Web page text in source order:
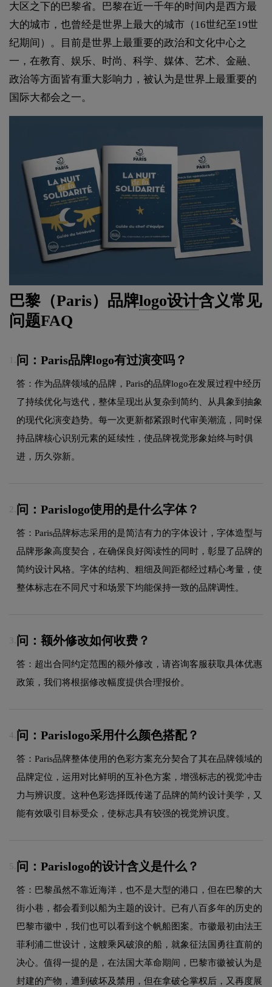
大区之下的巴黎省。巴黎在近一千年的时间内是西方最
大的城市，也曾经是世界上最大的城市（16世纪至19世
纪期间）。目前是世界上最重要的政治和文化中心之
一，在教育、娱乐、时尚、科学、媒体、艺术、金融、
政治等方面皆有重大影响力，被认为是世界上最重要的
国际大都会之一。
巴黎（Paris）品牌logo设计含义常见
问题FAQ
问：Paris品牌logo有过演变吗？
答：作为品牌领域的品牌，Paris的品牌logo在发展过程中经历
了持续优化与迭代，整体呈现出从复杂到简约、从具象到抽象
的现代化演变趋势。每一次更新都紧跟时代审美潮流，同时保
持品牌核心识别元素的延续性，使品牌视觉形象始终与时俱
进，历久弥新。
2. 问：Parislogo使用的是什么字体？
答：Paris品牌标志采用的是简洁有力的字体设计，字体造型与
品牌形象高度契合，在确保良好阅读性的同时，彰显了品牌的
简约设计风格。字体的结构、粗细及间距都经过精心考量，使
整体标志在不同尺寸和场景下均能保持一致的品牌调性。
3. 问：额外修改如何收费？
答：超出合同约定范围的额外修改，请咨询客服获取具体优惠
政策，我们将根据修改幅度提供合理报价。
4. 问：Parislogo采用什么颜色搭配？
答：Paris品牌整体使用的色彩方案充分契合了其在品牌领域的
品牌定位，运用对比鲜明的互补色方案，增强标志的视觉冲击
力与辨识度。这种色彩选择既传递了品牌的简约设计美学，又
能有效吸引目标受众，使标志具有较强的视觉辨识度。
5. 问：Parislogo的设计含义是什么？
答：巴黎虽然不靠近海洋，也不是大型的港口，但在巴黎的大
街小巷，都会看到以船为主题的设计。已有八百多年的历史的
巴黎市徽中，我们也可以看到这个帆船图案。市徽最初由法王
菲利浦二世设计，这艘乘风破浪的船，就象征法国勇往直前的
决心。值得一提的是，在法国大革命期间，巴黎市徽被认为是
封建的产物，遭到破坏及禁用，但在拿破仑掌权后，又再度展